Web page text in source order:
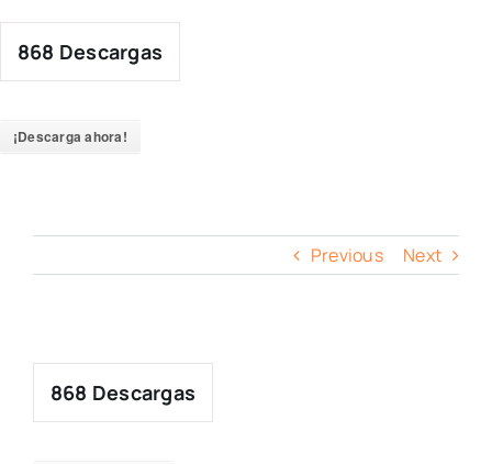
content
868 Descargas
¡Descarga ahora!
Previous Next
868 Descargas